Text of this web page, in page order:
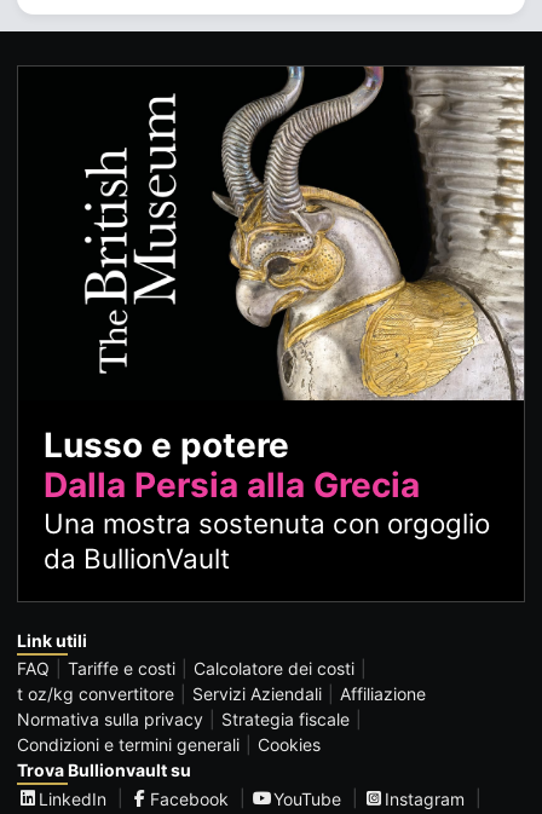
Lusso e potere
Dalla Persia alla Grecia
Una mostra sostenuta con orgoglio
da BullionVault
Link utili
FAQ
Tariffe e costi
Calcolatore dei costi
t oz/kg convertitore
Servizi Aziendali
Affiliazione
Normativa sulla privacy
Strategia fiscale
Condizioni e termini generali
Cookies
Trova Bullionvault su
LinkedIn
Facebook YouTube
Instagram